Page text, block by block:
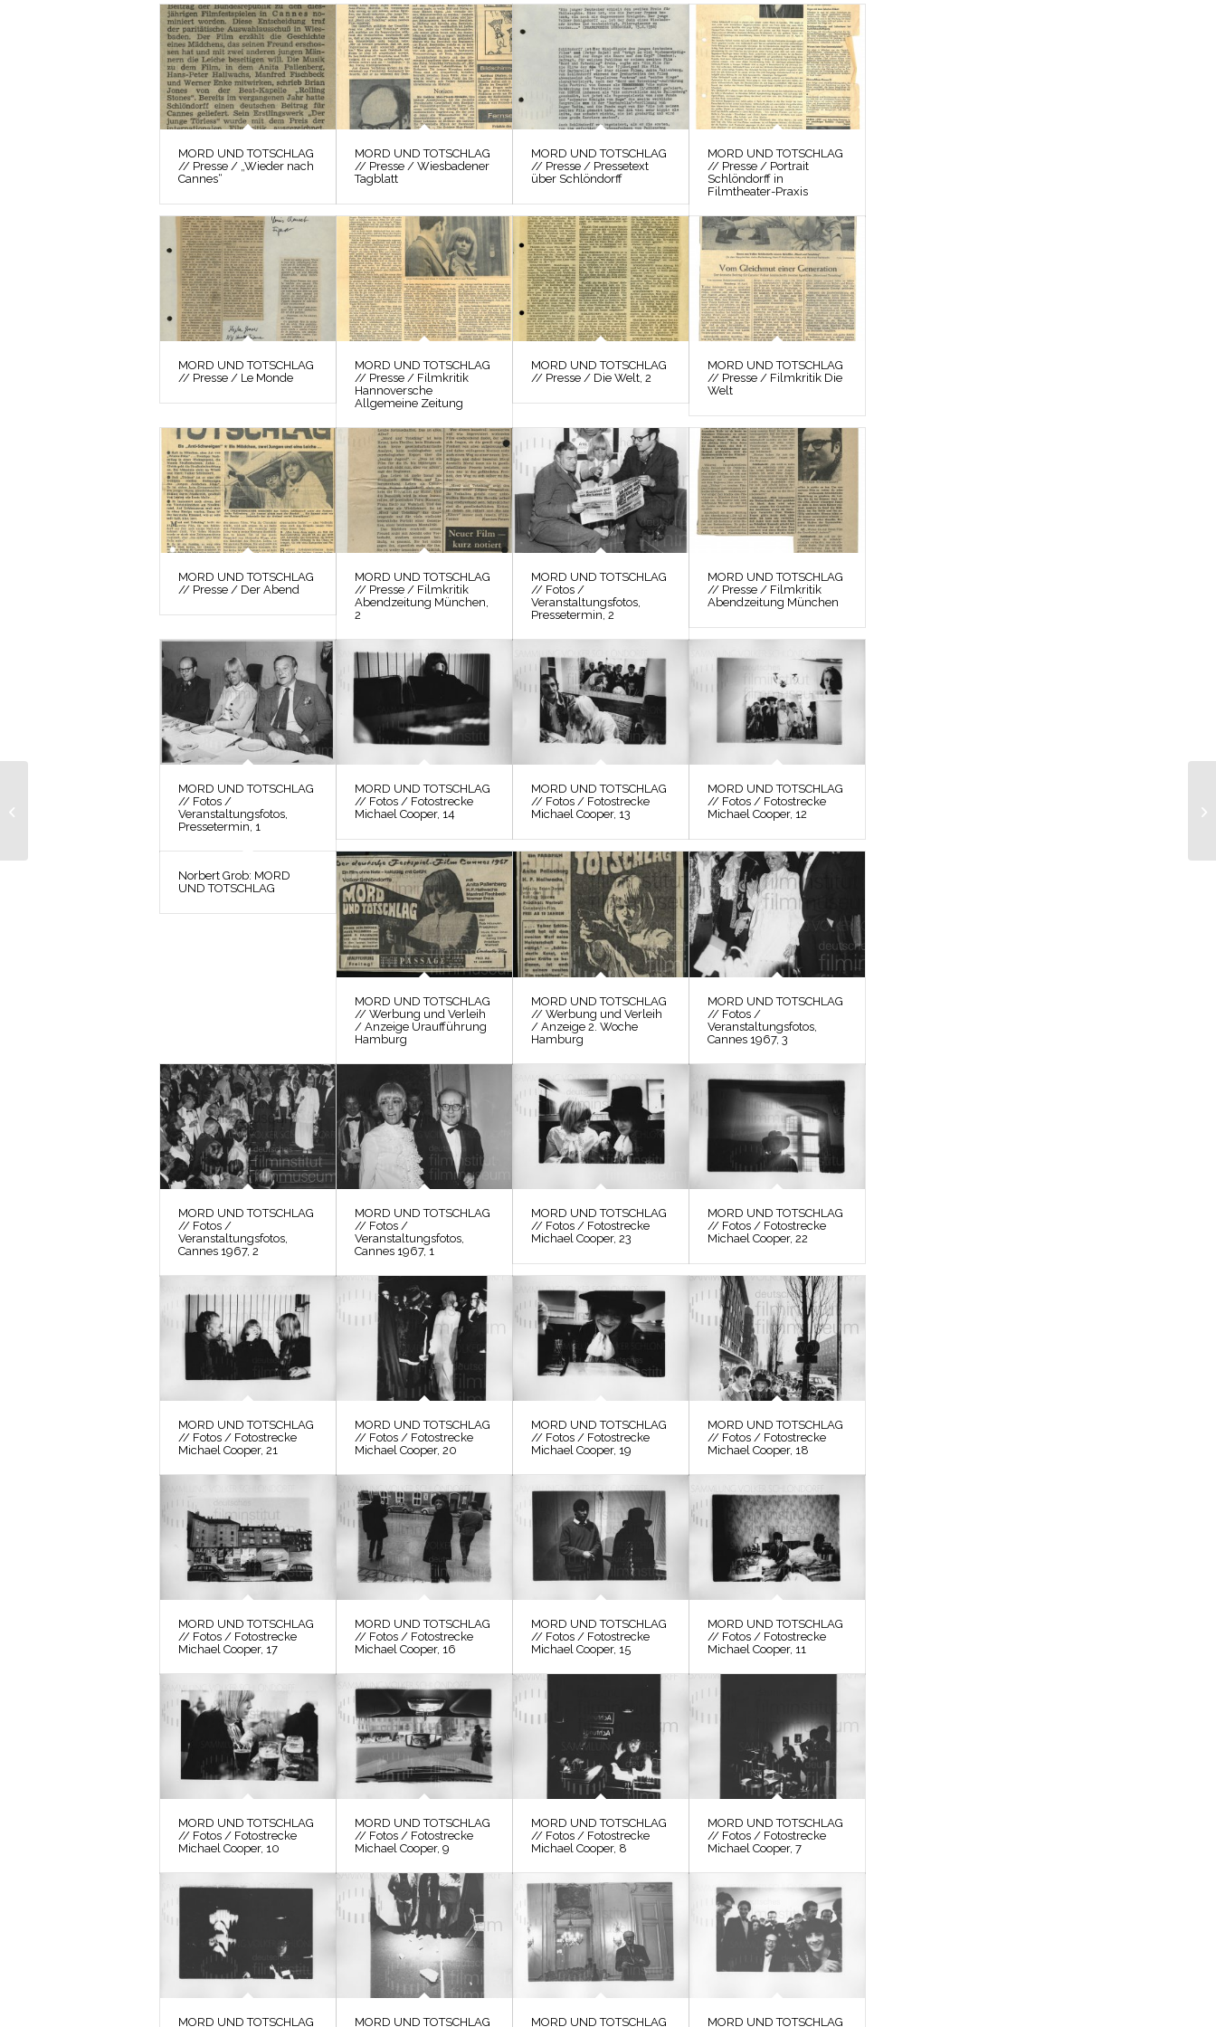
MORD UND TOTSCHLAG
// Presse / „Wieder nach
Cannes“
MORD UND TOTSCHLAG
// Presse / Wiesbadener
Tagblatt
MORD UND TOTSCHLAG
// Presse / Pressetext
über Schlöndorff
MORD UND TOTSCHLAG
// Presse / Portrait
Schlöndorff in
Filmtheater-Praxis
MORD UND TOTSCHLAG
// Presse / Le Monde
MORD UND TOTSCHLAG
// Presse / Filmkritik
Hannoversche
Allgemeine Zeitung
MORD UND TOTSCHLAG
// Presse / Die Welt, 2
MORD UND TOTSCHLAG
// Presse / Filmkritik Die
Welt
MORD UND TOTSCHLAG
// Presse / Der Abend
MORD UND TOTSCHLAG
// Presse / Filmkritik
Abendzeitung München,
2
MORD UND TOTSCHLAG
// Fotos /
Veranstaltungsfotos,
Pressetermin, 2
MORD UND TOTSCHLAG
// Presse / Filmkritik
Abendzeitung München
MORD UND TOTSCHLAG
// Fotos /
Veranstaltungsfotos,
Pressetermin, 1
MORD UND TOTSCHLAG
// Fotos / Fotostrecke
Michael Cooper, 14
MORD UND TOTSCHLAG
// Fotos / Fotostrecke
Michael Cooper, 13
MORD UND TOTSCHLAG
// Fotos / Fotostrecke
Michael Cooper, 12
Norbert Grob: MORD
UND TOTSCHLAG
MORD UND TOTSCHLAG
// Werbung und Verleih
/ Anzeige Uraufführung
Hamburg
MORD UND TOTSCHLAG
// Werbung und Verleih
/ Anzeige 2. Woche
Hamburg
MORD UND TOTSCHLAG
// Fotos /
Veranstaltungsfotos,
Cannes 1967, 3
MORD UND TOTSCHLAG
// Fotos /
Veranstaltungsfotos,
Cannes 1967, 2
MORD UND TOTSCHLAG
// Fotos /
Veranstaltungsfotos,
Cannes 1967, 1
MORD UND TOTSCHLAG
// Fotos / Fotostrecke
Michael Cooper, 23
MORD UND TOTSCHLAG
// Fotos / Fotostrecke
Michael Cooper, 22
MORD UND TOTSCHLAG
// Fotos / Fotostrecke
Michael Cooper, 21
MORD UND TOTSCHLAG
// Fotos / Fotostrecke
Michael Cooper, 20
MORD UND TOTSCHLAG
// Fotos / Fotostrecke
Michael Cooper, 19
MORD UND TOTSCHLAG
// Fotos / Fotostrecke
Michael Cooper, 18
MORD UND TOTSCHLAG
// Fotos / Fotostrecke
Michael Cooper, 17
MORD UND TOTSCHLAG
// Fotos / Fotostrecke
Michael Cooper, 16
MORD UND TOTSCHLAG
// Fotos / Fotostrecke
Michael Cooper, 15
MORD UND TOTSCHLAG
// Fotos / Fotostrecke
Michael Cooper, 11
MORD UND TOTSCHLAG
// Fotos / Fotostrecke
Michael Cooper, 10
MORD UND TOTSCHLAG
// Fotos / Fotostrecke
Michael Cooper, 9
MORD UND TOTSCHLAG
// Fotos / Fotostrecke
Michael Cooper, 8
MORD UND TOTSCHLAG
// Fotos / Fotostrecke
Michael Cooper, 7
MORD UND TOTSCHLAG MORD UND TOTSCHLAG MORD UND TOTSCHLAG MORD UND TOTSCHLAG